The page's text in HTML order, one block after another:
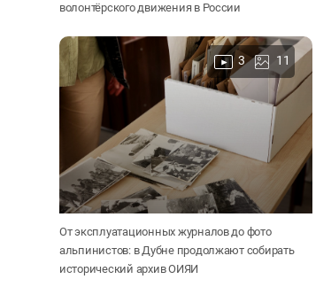
волонтёрского движения в России
3 11
От эксплуатационных журналов до фото
альпинистов: в Дубне продолжают собирать
исторический архив ОИЯИ